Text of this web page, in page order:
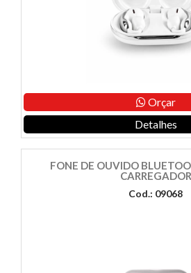
Orçar
Detalhes
FONE DE OUVIDO
CARREGADOR
Cod.: 09068